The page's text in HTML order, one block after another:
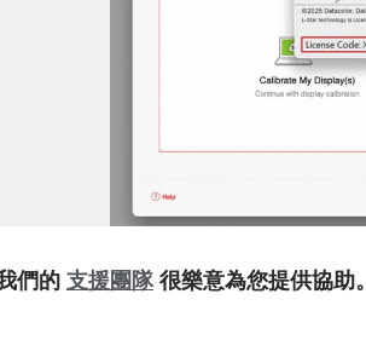
們的 支援團隊很樂意為您提供協助。